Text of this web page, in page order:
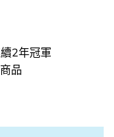
2年冠軍
品